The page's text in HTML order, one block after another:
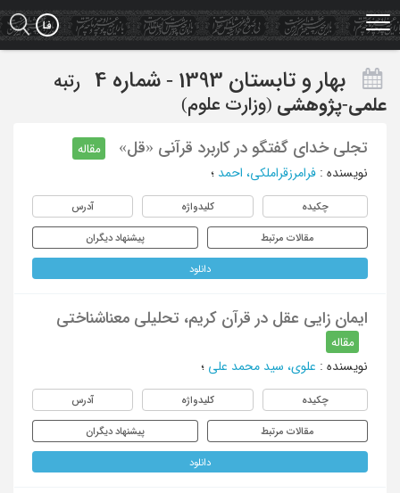
Skip
to
main
بهار و تابستان 1393 - شماره 4
رتبه
علمی-پژوهشی (وزارت علوم)
تجلی خدای گفتگو در کاربرد قرآنی «قل»
مقاله
نویسنده : فرامرزقراملکی، احمد ؛
چکیده کلیدواژه آدرس
مقالات مرتبط پیشنهاد دیگران
دانلود
ایمان زایی عقل در قرآن کریم، تحلیلی معناشناختی
مقاله
نویسنده : علوی، سید محمد علی ؛
چکیده کلیدواژه آدرس
مقالات مرتبط پیشنهاد دیگران
دانلود